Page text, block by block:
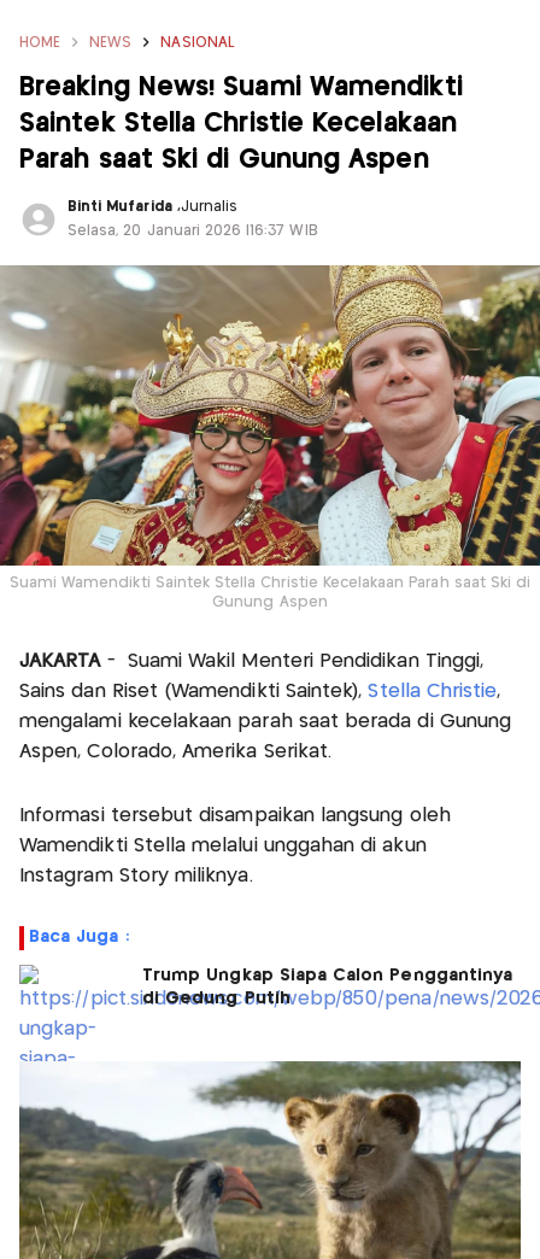
HOME NEWS NASIONAL
Breaking News! Suami Wamendikti
Saintek Stella Christie Kecelakaan
Parah saat Ski di Gunung Aspen
Binti Mufarida ,Jurnalis
Selasa, 20 Januari 2026 |16:37 WIB
Suami Wamendikti Saintek Stella Christie Kecelakaan Parah saat Ski di
Gunung Aspen
JAKARTA - Suami Wakil Menteri Pendidikan Tinggi,
Sains dan Riset (Wamendikti Saintek),Stella Christie,
mengalami kecelakaan parah saat berada di Gunung
Aspen, Colorado, Amerika Serikat.
Informasi tersebut disampaikan langsung oleh
Wamendikti Stella melalui unggahan di akun
Instagram Story miliknya.
Baca Juga :
Trump Ungkap Siapa Calon Penggantinya
di Gedung Putih